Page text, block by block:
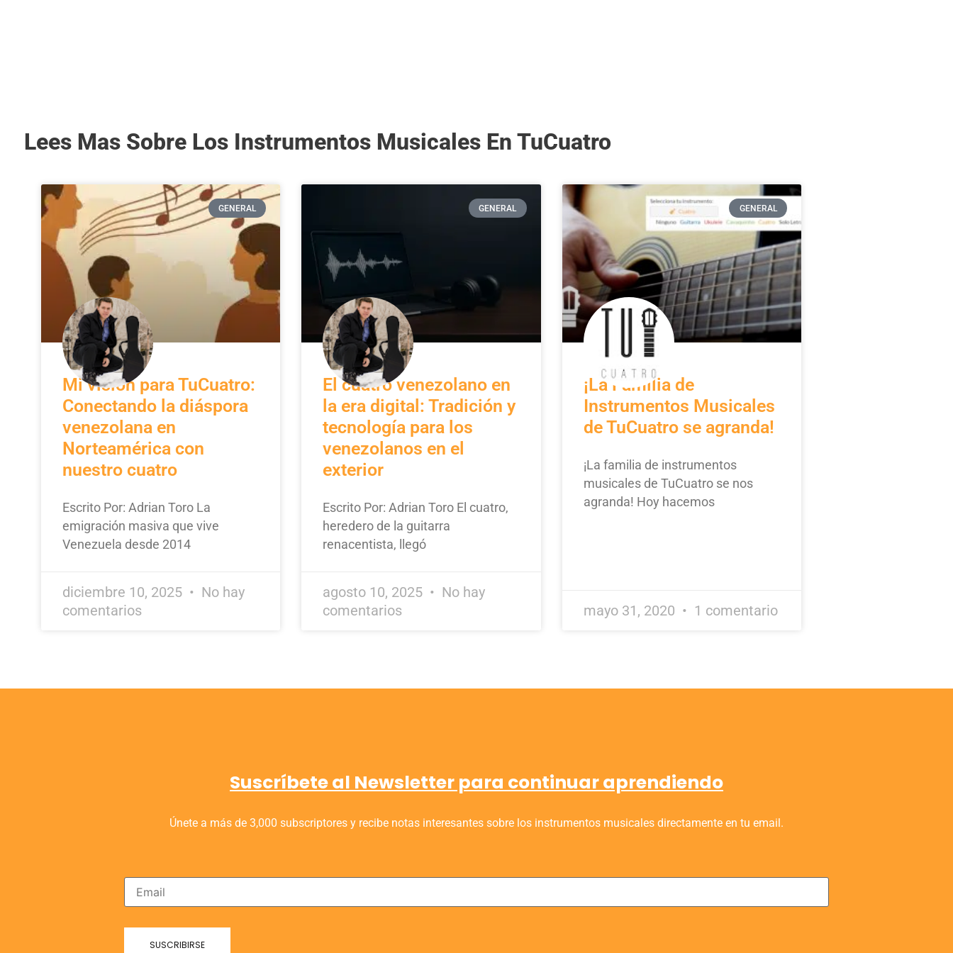
Lees Mas Sobre Los Instrumentos Musicales En TuCuatro
GENERAL
Mi visión para TuCuatro:
Conectando la diáspora
venezolana en
Norteamérica con
nuestro cuatro
Escrito Por: Adrian Toro La
emigración masiva que vive
Venezuela desde 2014
diciembre 10, 2025
No hay
comentarios
GENERAL
El cuatro venezolano en
la era digital: Tradición y
tecnología para los
venezolanos en el
exterior
Escrito Por: Adrian Toro El cuatro,
heredero de la guitarra
renacentista, llegó
agosto 10, 2025
No hay
comentarios
GENERAL
¡La Familia de
Instrumentos Musicales
de TuCuatro se agranda!
¡La familia de instrumentos
musicales de TuCuatro se nos
agranda! Hoy hacemos
mayo 31, 2020 1 comentario
Suscríbete al Newsletter para continuar aprendiendo
Únete a más de 3,000 subscriptores y recibe notas interesantes sobre los instrumentos musicales directamente en tu email.